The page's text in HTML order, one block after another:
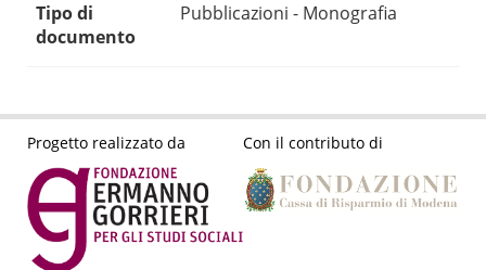
Tipo di
documento
Pubblicazioni - Monografia
Progetto realizzato da Con il contributo di